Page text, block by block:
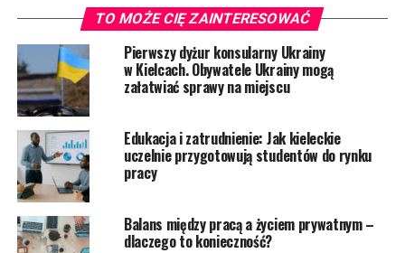
TO MOŻE CIĘ ZAINTERESOWAĆ
Pierwszy dyżur konsularny Ukrainy
w Kielcach. Obywatele Ukrainy mogą
załatwiać sprawy na miejscu
Edukacja i zatrudnienie: Jak kieleckie
uczelnie przygotowują studentów do rynku
pracy
Balans między pracą a życiem prywatnym –
dlaczego to konieczność?